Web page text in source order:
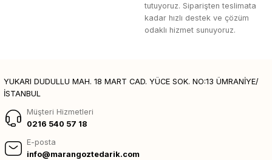
tutuyoruz. Siparişten teslimata
kadar hızlı destek ve çözüm
odaklı hizmet sunuyoruz.
YUKARI DUDULLU MAH. 18 MART CAD. YÜCE SOK. NO:13 ÜMRANİYE/
İSTANBUL
Müşteri Hizmetleri
0216 540 57 18
E-posta
info@marangoztedarik.com